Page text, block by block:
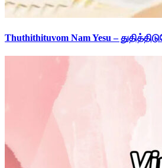
Thuthithituvom Nam Yesu –